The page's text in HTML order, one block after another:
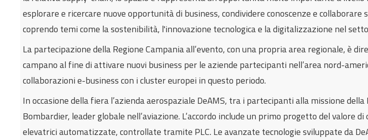
esplorare e ricercare nuove opportunità di business, condividere conoscenze e
coprendo temi come la sostenibilità, l'innovazione tecnologica e la digitalizzazione nel
La partecipazione della Regione Campania all’evento, con una propria area regionale, è
campano al fine di attivare nuovi business per le aziende partecipanti nell’area nord-
collaborazioni e-business con i cluster europei in questo periodo.
In occasione della fiera l’azienda aerospaziale DeAMS, tra i partecipanti alla missione
Bombardier, leader globale nell’aviazione. L’accordo include un primo progetto del
elevatrici automatizzate, controllate tramite PLC. Le avanzate tecnologie sviluppate da